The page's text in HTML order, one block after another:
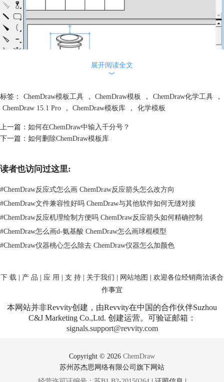
添加ChemDraw模板
步骤三：从File菜单中选择Save as命令或直接单击“保存”按钮可以保存新
英文命名，比如Common templates表示常用模板，有时候中文会显乱码，
ChemDraw模板。
以上就是在ChemDraw 15.1 Pro中添加模板库的教程指导，合理利用
工具的绘制技巧请点击ChemDraw 15.1 Pro绘制高分子链的步骤。
展开阅读全文
︾
标签： ChemDraw模板工具 ， ChemDraw模板 ， ChemDraw化学工具
，
ChemDraw 15.1 Pro
， ChemDraw模板库 ， 化学模板
上一篇： 如何在ChemDraw中输入千分号？
下一篇： 如何删除ChemDraw模板库
读者也访问过这里:
#ChemDraw反应式怎么画 ChemDraw反应箭头怎么改方向
#ChemDraw文件兼容性好吗 ChemDraw与其他软件如何无缝对接
#ChemDraw反应机理绘制方便吗 ChemDraw反应箭头如何精确控制
#ChemDraw怎么画d-氨基酸 ChemDraw怎么画球棍模型
#ChemDraw仪器桃心怎么除去 ChemDraw仪器怎么加颜色
下 载 产 品 应 用 支 持 关于我们 网站地图
| 欢迎各位经销商洽谈合
作事宜
本网站并非Revvity创建，由Revvity在中国的合作伙伴Suzhou
C&J Marketing Co.,Ltd. 创建运营。可验证邮箱：
signals.support@revvity.com
Copyright © 2026 ChemDraw
苏州苏杰思网络有限公司旗下网站